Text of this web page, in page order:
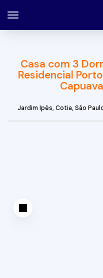
Casa com 3
Residencial
Jardim Ipês, Cotia, São